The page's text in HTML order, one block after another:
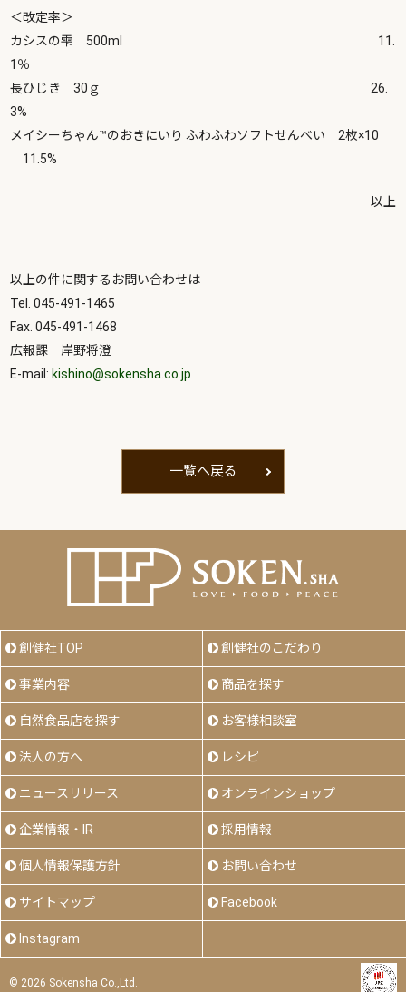
＜改定率＞
カシスの雫 500ml 11.
1％
長ひじき 30ｇ 26.
3%
メイシーちゃん™のおきにいり ふわふわソフトせんべい 2枚×10
11.5%
以上
以上の件に関するお問い合わせは
Tel. 045-491-1465
Fax. 045-491-1468
広報課 岸野将澄
E-mail: kishino@sokensha.co.jp
一覧へ戻る
創健社TOP 創健社のこだわり
事業内容 商品を探す
自然食品店を探す お客様相談室
法人の方へ レシピ
ニュースリリース オンラインショップ
企業情報・IR 採用情報
個人情報保護方針 お問い合わせ
サイトマップ Facebook
Instagram
© 2026 Sokensha Co.,Ltd.